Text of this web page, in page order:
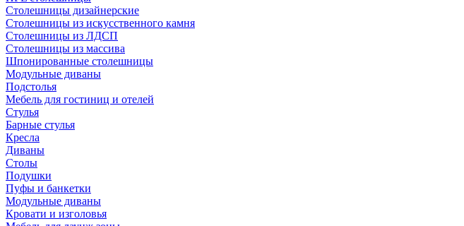
Столешницы дизайнерские
Столешницы из искусственного камня
Столешницы из ЛДСП
Столешницы из массива
Шпонированные столешницы
Модульные диваны
Подстолья
Мебель для гостиниц и отелей
Стулья
Барные стулья
Кресла
Диваны
Столы
Подушки
Пуфы и банкетки
Модульные диваны
Кровати и изголовья